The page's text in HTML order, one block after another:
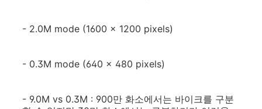
- 2.0M mode (1600 x 1200 pixels)
- 0.3M mode (640 x 480 pixels)
- 9.0M vs 0.3M : 900만 화소에서는 바이크를 구분